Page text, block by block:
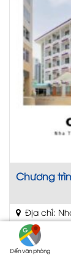
Chương
Địa chỉ:
★★★
Đến văn phòng